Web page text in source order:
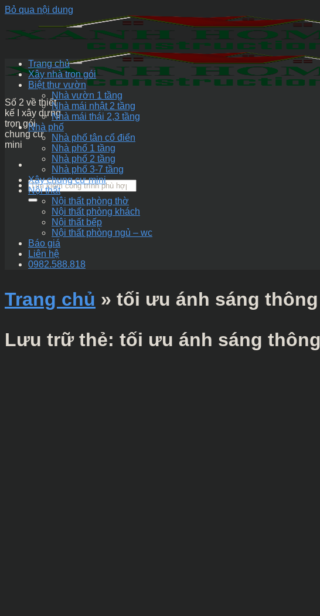
Bỏ qua nội dung
Số 2 về thiết
kế I xây dựng
trọn gói
chung cư
mini
Trang chủ
Xây nhà trọn gói
Biệt thự vườn
Nhà vườn 1 tầng
Nhà mái nhật 2 tầng
Nhà mái thái 2,3 tầng
Nhà phố
Nhà phố tân cổ điển
Nhà phố 1 tầng
Nhà phố 2 tầng
Nhà phố 3-7 tầng
Xây chung cư mini
Nội thất
Nội thất phòng thờ
Nội thất phòng khách
Nội thất bếp
Nội thất phòng ngủ – wc
Báo giá
Liên hệ
0982.588.818
Trang chủ » tối ưu ánh sáng
Lưu trữ thẻ: tối ưu ánh sáng